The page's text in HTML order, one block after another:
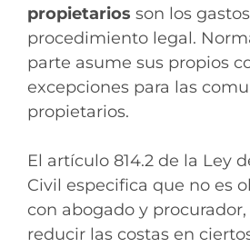
propietarios son los
procedimiento legal.
parte asume sus propios
excepciones para las
propietarios.
El artículo 814.2 de la Ley
Civil especifica que no es
con abogado y
reducir las costas en